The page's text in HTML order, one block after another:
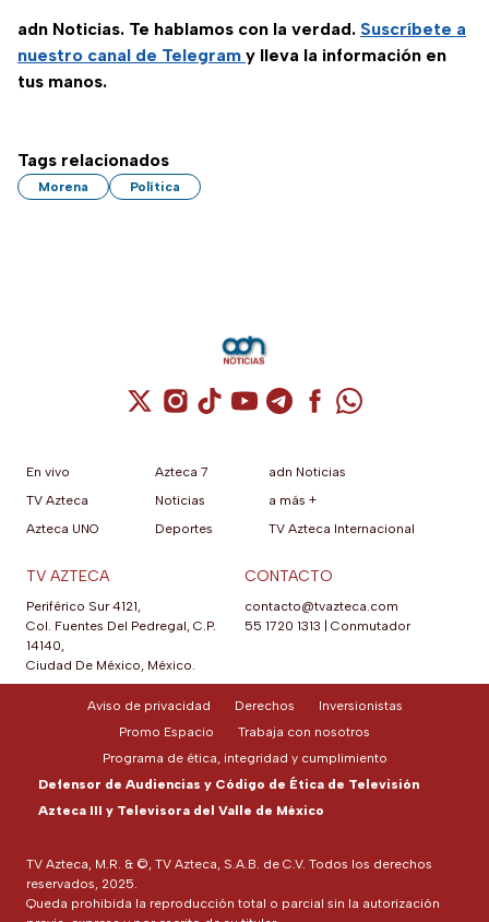
adn Noticias. Te hablamos con la verdad. Suscríbete a
nuestro canal de Telegram y lleva la información en
tus manos.
Tags relacionados
Morena Política
Cuenta de X / Twitter (se abre en una
Cuenta de Instagram (se abre en una
Cuenta de TikTok (se abre en
Cuenta de YouTube (se abre
Cuenta de Telegram (se
Cuenta de
Cuenta de
En vivo
TV Azteca
Azteca UNO
Azteca 7
Noticias
Deportes
adn Noticias
a más +
TV Azteca Internacional
TV AZTECA
Periférico Sur 4121,
Col. Fuentes Del Pedregal, C.P.
14140,
Ciudad De México, México.
CONTACTO
contacto@tvazteca.com
55 1720 1313 | Conmutador
TV Azteca, M.R. & ©, TV Azteca, S.A.B. de C.V. Todos los derechos
reservados, 2025.
Queda prohibida la reproducción total o parcial sin la autorización
Aviso de privacidad Derechos
Inversionistas
Promo Espacio
Trabaja con nosotros
Programa de ética, integridad y cumplimiento
Defensor de Audiencias y Código de Ética de Televisión
Azteca III y Televisora del Valle de México